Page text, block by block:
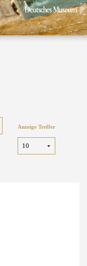
Anzeige Treffer